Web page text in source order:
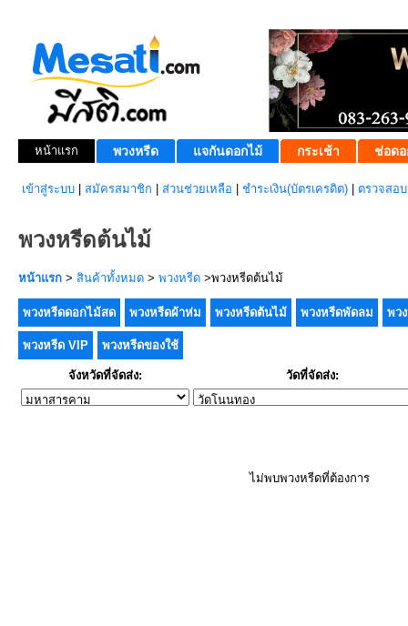
หน้าแรก พวงหรีด แจกันดอกไม้ กระเช้า ช่อดอ
เข้าสู่ระบบ สมัครสมาชิก ส่วนช่วยเหลือ ชำระเงิน(บัตรเครดิต) ตรวจสอ
พวงหรีดต้นไม้
หน้าแรก > สินค้าทั้งหมด > พวงหรีด >พวงหรีดต้นไม้
พวงหรีดดอกไม้สด พวงหรีดผ้าห่ม พวงหรีดต้นไม้ พวงหรีดพัดลม พว
พวงหรีด VIP พวงหรีดของใช้
จังหวัดที่จัดส่ง: วัดที่จัดส่ง:
ไม่พบพวงหรีดที่ต้องการ